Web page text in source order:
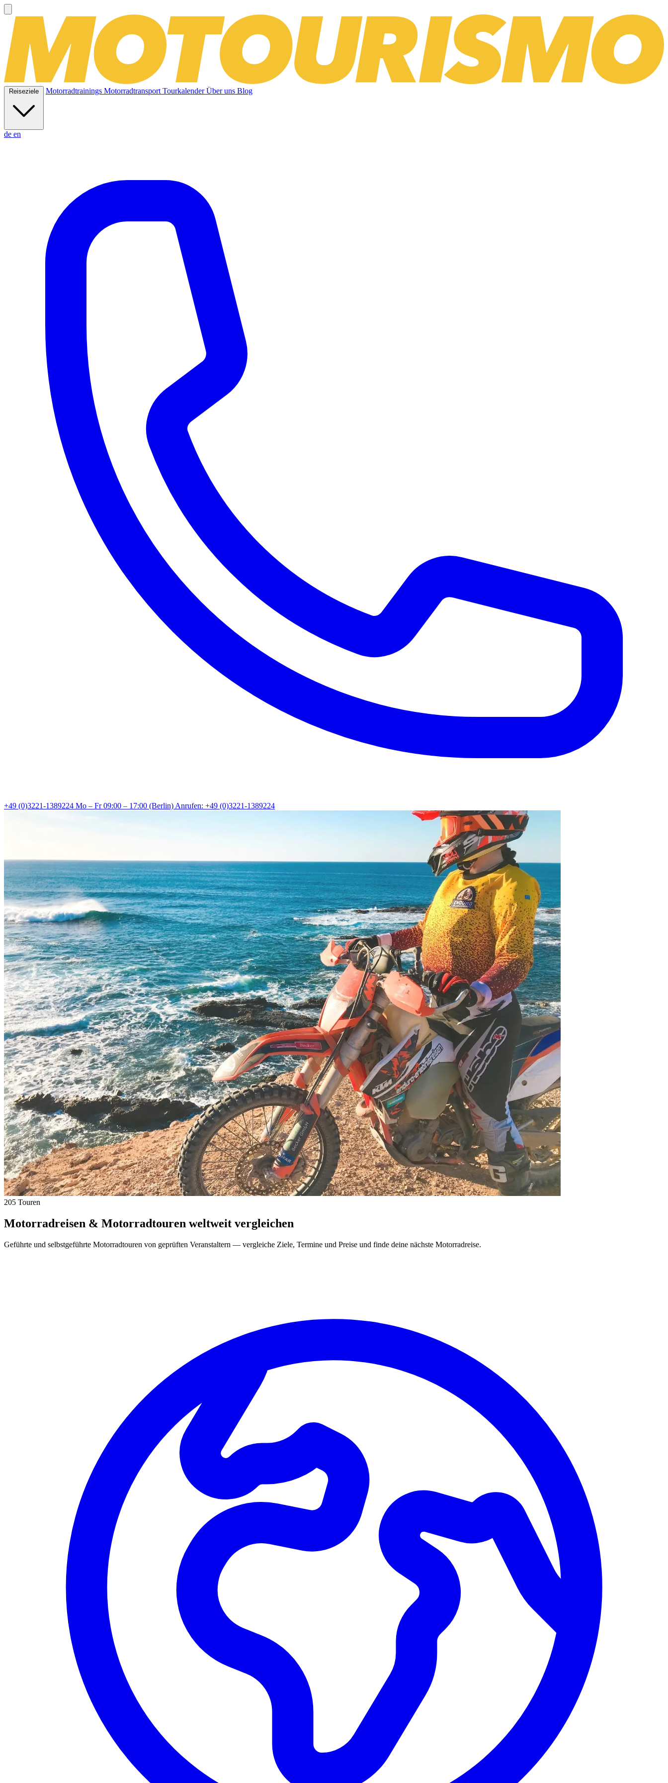
Reiseziele Motorradtrainings Motorradtransport TourkalenderÜber uns Blog
de en
+49 (0)3221-1389224 Mo – Fr 09:00 – 17:00 (Berlin) Anrufen: +49 (0)3221-1389224
205 Touren
Motorradreisen & Motorradtouren weltweit vergleichen
Geführte und selbstgeführte Motorradtouren von geprüften Veranstaltern — vergleiche Ziele, Termine und Preise und finde deine nächste Motorradreise.